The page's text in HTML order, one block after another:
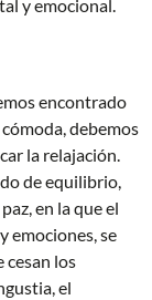
y emocional.
encontrado
debemos
la relajación.
de equilibrio,
en la que el
emociones, se
cesan los
el